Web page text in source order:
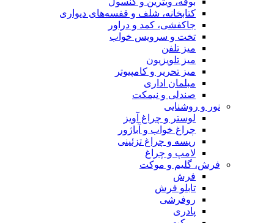
کتابخانه، شلف و قفسه‌های دیواری
جاکفشی، کمد و دراور
تخت و سرویس خواب
میز تلفن
میز تلویزیون
میز تحریر و کامپیوتر
مبلمان اداری
صندلی و نیمکت
نور و روشنایی
لوستر و چراغ آویز
چراغ خواب و آباژور
ریسه و چراغ تزئینی
لامپ و چراغ
فرش، گلیم و موکت
فرش
تابلو فرش
روفرشی
پادری